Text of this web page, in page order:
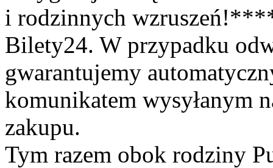
i rodzinnych
Bilety24. W przypadku
gwarantujemy
komunikatem wysyłanym
zakupu.
Tym razem obok rodziny